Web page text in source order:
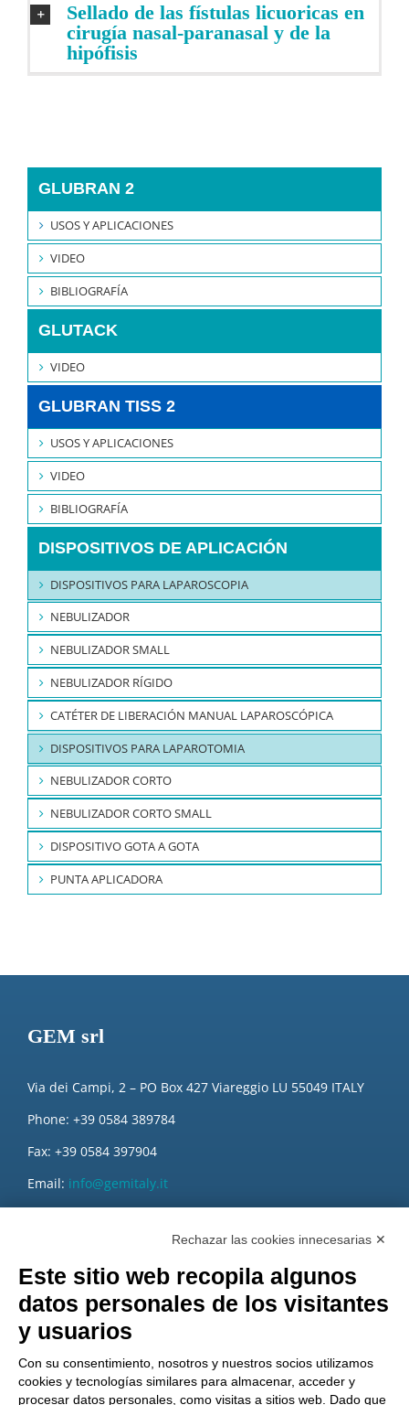
Sellado de las fístulas licuoricas en
cirugía nasal-paranasal y de la
hipófisis
GLUBRAN 2
USOS Y APLICACIONES
VIDEO
BIBLIOGRAFÍA
GLUTACK
VIDEO
GLUBRAN TISS 2
USOS Y APLICACIONES
VIDEO
BIBLIOGRAFÍA
DISPOSITIVOS DE APLICACIÓN
DISPOSITIVOS PARA LAPAROSCOPIA
NEBULIZADOR
NEBULIZADOR SMALL
NEBULIZADOR RÍGIDO
CATÉTER DE LIBERACIÓN MANUAL LAPAROSCÓPICA
DISPOSITIVOS PARA LAPAROTOMIA
NEBULIZADOR CORTO
NEBULIZADOR CORTO SMALL
DISPOSITIVO GOTA A GOTA
PUNTA APLICADORA
GEM srl
Via dei Campi, 2 – PO Box 427 Viareggio LU 55049 ITALY
Phone: +39 0584 389784
Fax: +39 0584 397904
Email: info@gemitaly.it
Rechazar las cookies innecesarias ✕
Este sitio web recopila algunos
datos personales de los visitantes
y usuarios
Con su consentimiento, nosotros y nuestros socios utilizamos
cookies y tecnologías similares para almacenar, acceder y
procesar datos personales, como visitas a sitios web. Dado que